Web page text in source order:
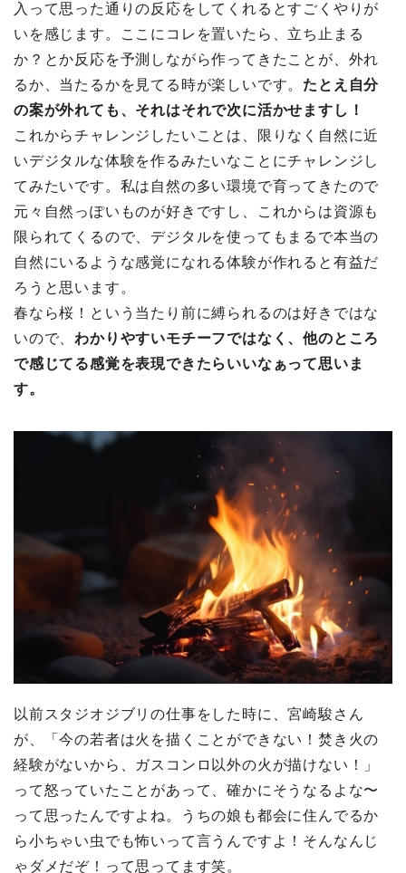
入って思った通りの反応をしてくれるとすごくやりが
いを感じます。ここにコレを置いたら、立ち止まる
か？とか反応を予測しながら作ってきたことが、外れ
るか、当たるかを見てる時が楽しいです。 たとえ自分
の案が外れても、それはそれで次に活かせますし！
これからチャレンジしたいことは、限りなく自然に近
いデジタルな体験を作るみたいなことにチャレンジし
てみたいです。私は自然の多い環境で育ってきたので
元々自然っぽいものが好きですし、これからは資源も
限られてくるので、デジタルを使ってもまるで本当の
自然にいるような感覚になれる体験が作れると有益だ
ろうと思います。
春なら桜！という当たり前に縛られるのは好きではな
いので、わかりやすいモチーフではなく、他のところ
で感じてる感覚を表現できたらいいなぁって思いま
す。
以前スタジオジブリの仕事をした時に、宮崎駿さん
が、「今の若者は火を描くことができない！焚き火の
経験がないから、ガスコンロ以外の火が描けない！」
って怒っていたことがあって、確かにそうなるよな〜
って思ったんですよね。うちの娘も都会に住んでるか
ら小ちゃい虫でも怖いって言うんですよ！そんなんじ
ゃダメだぞ！って思ってます笑。